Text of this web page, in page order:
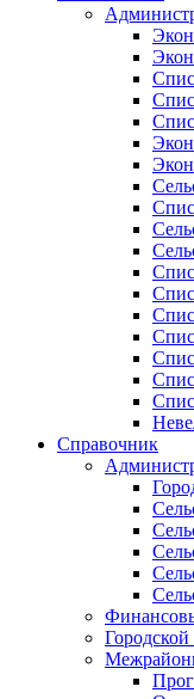
Справочник